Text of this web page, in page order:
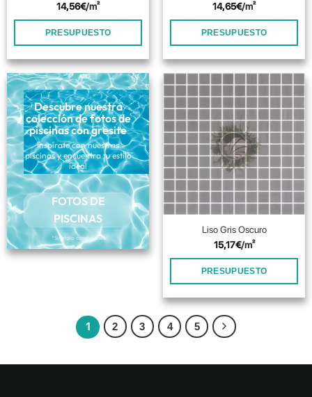
14,56€/m²
PRESUPUESTO
14,65€/m²
PRESUPUESTO
Descubre nuestra
colección de fotos de
piscinas con gresite
Inspírate con nuestras
piscinas y encuentra tu estilo
ideal
FOTOS DE
PISCINAS
*Sujeto a condiciones
Liso Gris Oscuro
15,17€/m²
PRESUPUESTO
1 2 3 4 5